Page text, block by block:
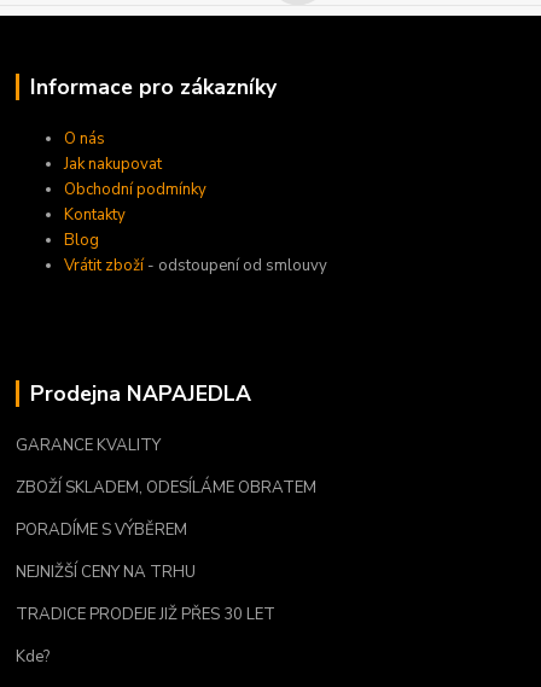
Informace pro zákazníky
O nás
Jak nakupovat
Obchodní podmínky
Kontakty
Blog
Vrátit zboží- odstoupení od smlouvy
Prodejna NAPAJEDLA
GARANCE KVALITY
ZBOŽÍ SKLADEM, ODESÍLÁME OBRATEM
PORADÍME S VÝBĚREM
NEJNIŽŠÍ CENY NA TRHU
TRADICE PRODEJE JIŽ PŘES 30 LET
Kde?